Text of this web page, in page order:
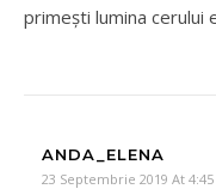
primești lumina cerului
ANDA_ELENA
23 Septembrie 2019 At 4:45